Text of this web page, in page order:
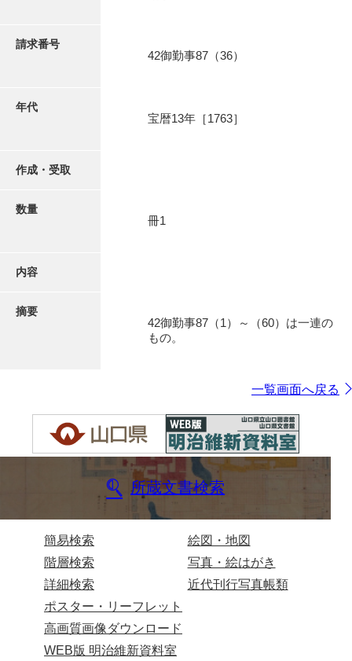
高画質画像ダウンロード
請求番号
42御勤事87（36）
年代
宝暦13年［1763］
作成・受取
数量
冊1
内容
摘要
42御勤事87（1）～（60）は一連の
もの。
一覧画面へ戻る
所蔵文書検索
簡易検索
階層検索
詳細検索
絵図・地図
写真・絵はがき
近代刊行写真帳類
ポスター・リーフレット
高画質画像ダウンロード
WEB版 明治維新資料室